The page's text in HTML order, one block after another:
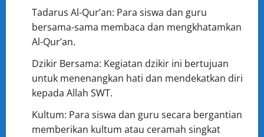
Tadarus Al-Qur’an: Para siswa dan guru
bersama-sama membaca dan mengkhatamkan
Al-Qur’an.
Dzikir Bersama: Kegiatan dzikir ini bertujuan
untuk menenangkan hati dan mendekatkan diri
kepada Allah SWT.
Kultum: Para siswa dan guru secara bergantian
memberikan kultum atau ceramah singkat